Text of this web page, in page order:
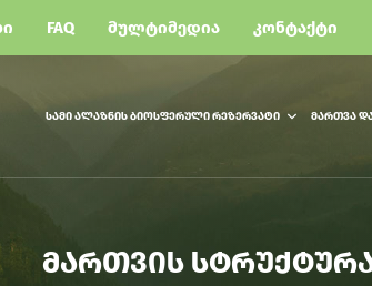
FAQ ᲛᲣᲚᲢᲘᲛᲔᲓᲘᲐ ᲙᲝᲜᲢᲐᲥᲢᲘ
ᲡᲐᲛᲘ ᲐᲚᲐᲖᲜᲘᲡ ᲑᲘᲝᲡᲤᲔᲠᲣᲚᲘ ᲠᲔᲖᲔᲠᲕᲐᲢᲘ ᲛᲐᲠᲗᲕᲐ
ᲛᲐᲠᲗᲕᲘᲡ